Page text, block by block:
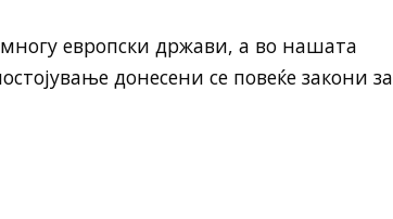
европски држави, а во нашата
донесени се повеќе закони за